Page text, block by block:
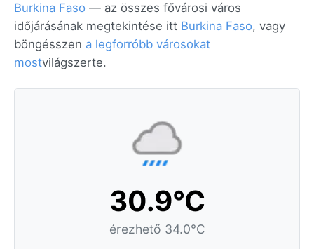
Burkina Faso — az összes fővárosi város
időjárásának megtekintése itt Burkina Faso, vagy
böngésszen a legforróbb városokat
mostvilágszerte.
30.9°C
érezhető 34.0°C